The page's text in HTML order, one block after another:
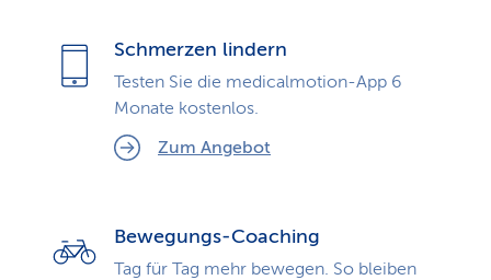
Schmerzen lindern
Testen Sie die medicalmotion-App 6
Monate kostenlos.
Zum Angebot
Bewegungs-Coaching
Tag für Tag mehr bewegen. So bleiben